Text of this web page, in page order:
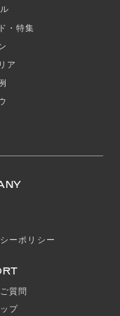
・特集
ア
ーポリシー
質問
プ